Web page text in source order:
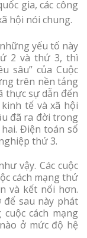
gia, các công
hội nói chung.
yếu tố này
2 và thứ 3, thì
sâu” của Cuộc
trên nền tảng
thực sự dẫn đến
tế và xã hội
đã ra đời trong
Điện toán số
thứ 3.
vậy. Các cuộc
cách mạng thứ
và kết nối hơn.
sau này phát
cách mạng
ở mức độ hệ